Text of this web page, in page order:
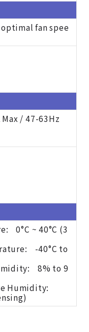
fan spee
/ 47-63Hz
0°C ~ 40°C (3
-40°C to
8% to 9
Humidity: